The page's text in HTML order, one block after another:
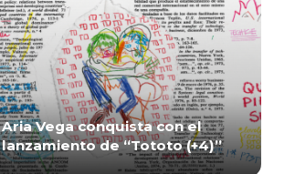
Aria Vega conquista con el
lanzamiento de “Tototo (+4)”